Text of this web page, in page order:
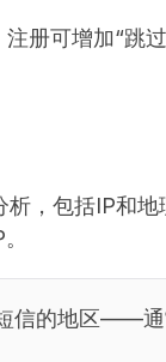
册可增加“跳
，包括IP和
信的地区——